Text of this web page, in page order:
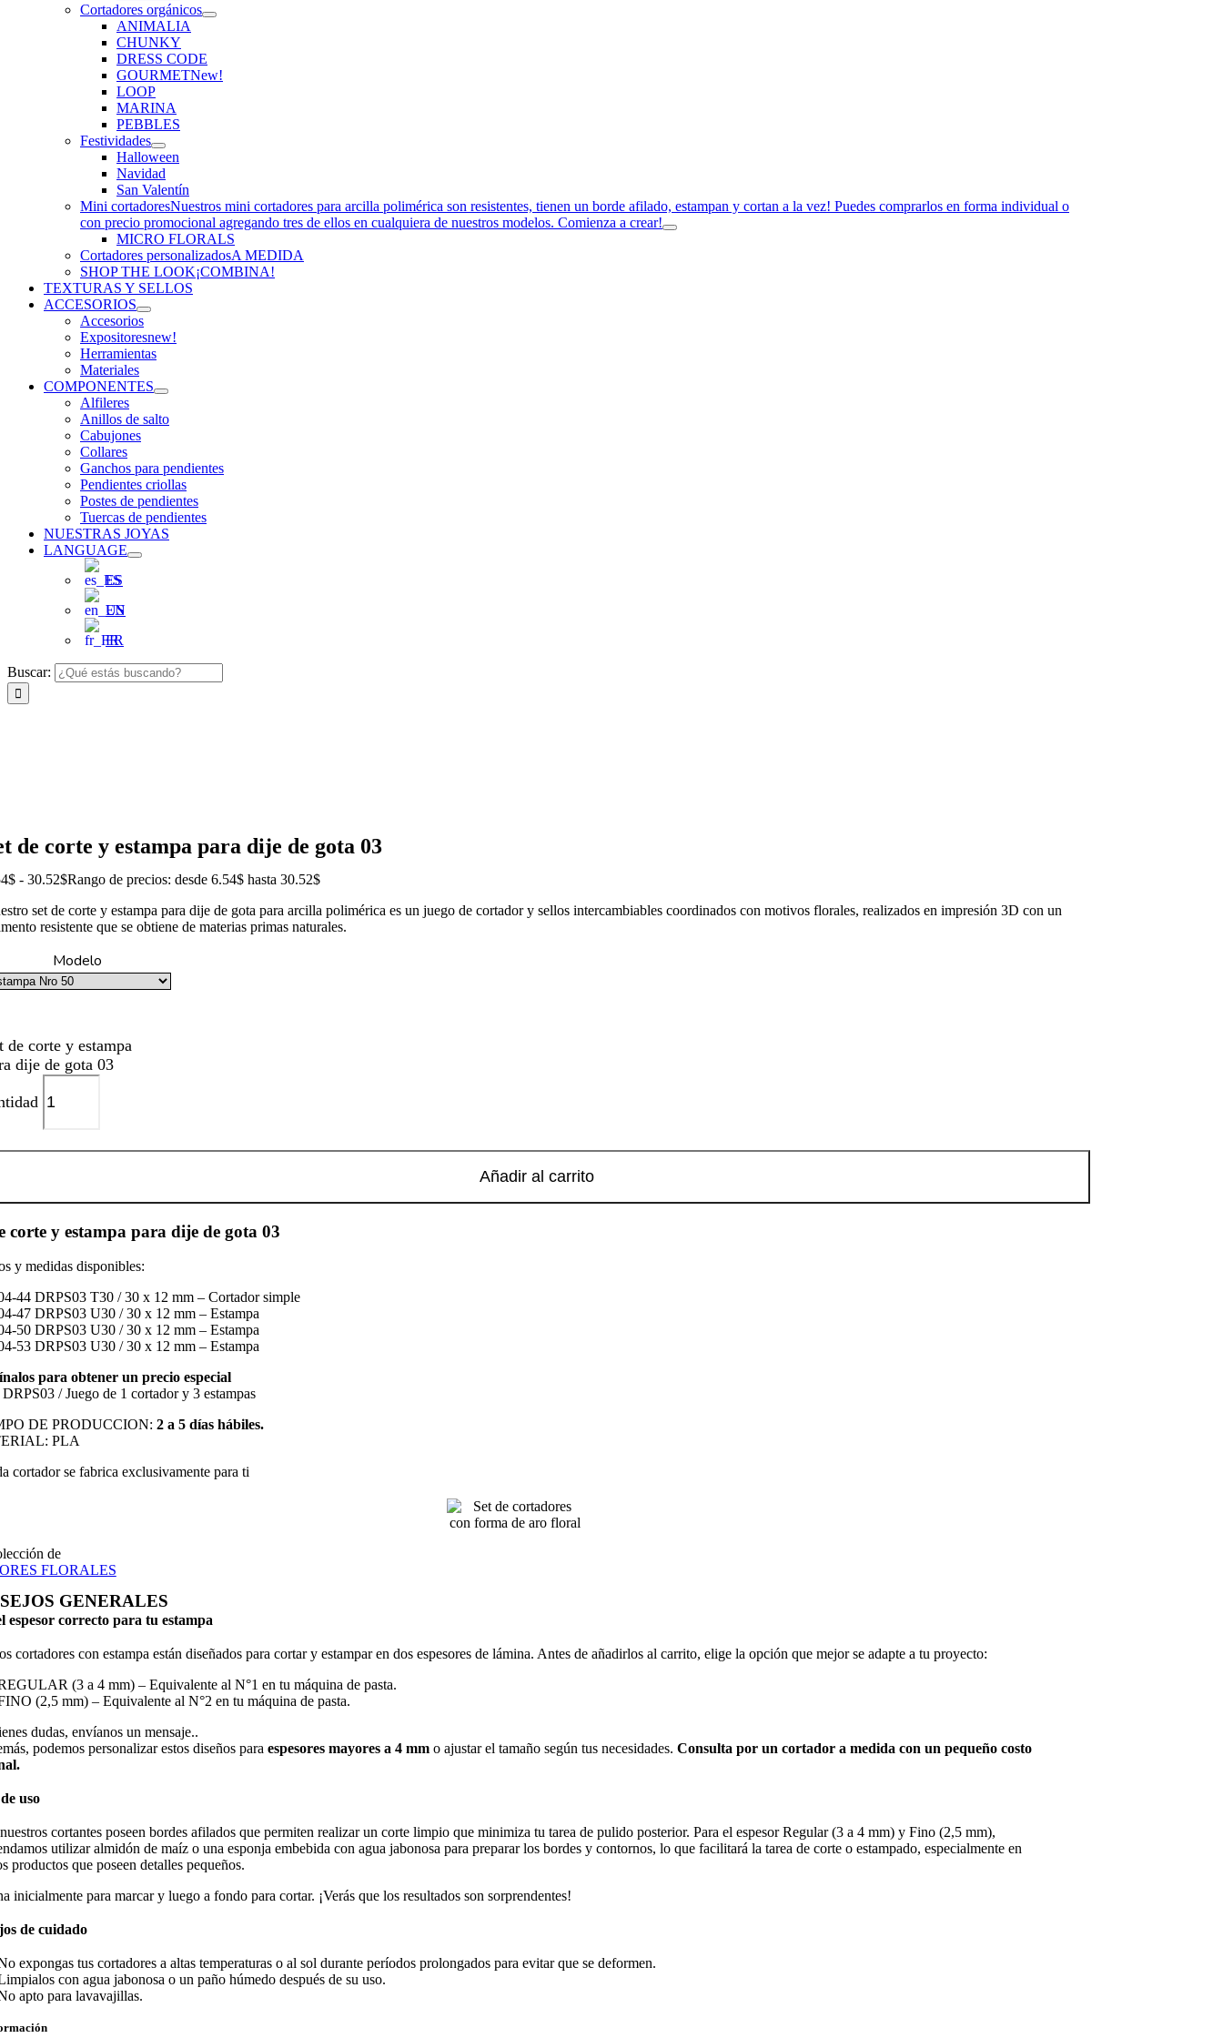
Cortadores orgánicos
ANIMALIA
CHUNKY
DRESS CODE
GOURMETNew!
LOOP
MARINA
PEBBLES
Festividades
Halloween
Navidad
San Valentín
Mini cortadoresNuestros mini cortadores para arcilla polimérica son resistentes, tienen un borde afilado, estampan y cortan a la vez! Puedes comprarlos en forma individual o
con precio promocional agregando tres de ellos en cualquiera de nuestros modelos. Comienza a crear!
MICRO FLORALS
Cortadores personalizadosA MEDIDA
SHOP THE LOOK¡COMBINA!
TEXTURAS Y SELLOS
ACCESORIOS
Accesorios
Expositoresnew!
Herramientas
Materiales
COMPONENTES
Alfileres
Anillos de salto
Cabujones
Collares
Ganchos para pendientes
Pendientes criollas
Postes de pendientes
Tuercas de pendientes
NUESTRAS JOYAS
LANGUAGE
ES
EN
FR
Buscar:
de corte y estampa para dije de gota 03
$ - 30.52$Rango de precios: desde 6.54$ hasta 30.52$
set de corte y estampa para dije de gota para arcilla polimérica es un juego de cortador y sellos intercambiables coordinados con motivos florales, realizados en impresión 3D con un
resistente que se obtiene de materias primas naturales.
Modelo
de corte y estampa
dije de gota 03
Añadir al carrito
corte y estampa para dije de gota 03
y medidas disponibles:
44 DRPS03 T30 / 30 x 12 mm – Cortador simple
47 DRPS03 U30 / 30 x 12 mm – Estampa
50 DRPS03 U30 / 30 x 12 mm – Estampa
53 DRPS03 U30 / 30 x 12 mm – Estampa
para obtener un precio especial
/ Juego de 1 cortador y 3 estampas
DE PRODUCCION:2 a 5 días hábiles.
PLA
cortador se fabrica exclusivamente para ti
de
FLORALES
GENERALES
espesor correcto para tu estampa
cortadores con estampa están diseñados para cortar y estampar en dos espesores de lámina. Antes de añadirlos al carrito, elige la opción que mejor se adapte a tu proyecto:
(3 a 4 mm) – Equivalente al N°1 en tu máquina de pasta.
(2,5 mm) – Equivalente al N°2 en tu máquina de pasta.
dudas, envíanos un mensaje..
podemos personalizar estos diseños paraespesores mayores a 4 mm o ajustar el tamaño según tus necesidades.Consulta por un cortador a medida con un pequeño costo
uso
cortantes poseen bordes afilados que permiten realizar un corte limpio que minimiza tu tarea de pulido posterior. Para el espesor Regular (3 a 4 mm) y Fino (2,5 mm),
utilizar almidón de maíz o una esponja embebida con agua jabonosa para preparar los bordes y contornos, lo que facilitará la tarea de corte o estampado, especialmente en
productos que poseen detalles pequeños.
inicialmente para marcar y luego a fondo para cortar. ¡Verás que los resultados son sorprendentes!
de cuidado
expongas tus cortadores a altas temperaturas o al sol durante períodos prolongados para evitar que se deformen.
con agua jabonosa o un paño húmedo después de su uso.
apto para lavavajillas.